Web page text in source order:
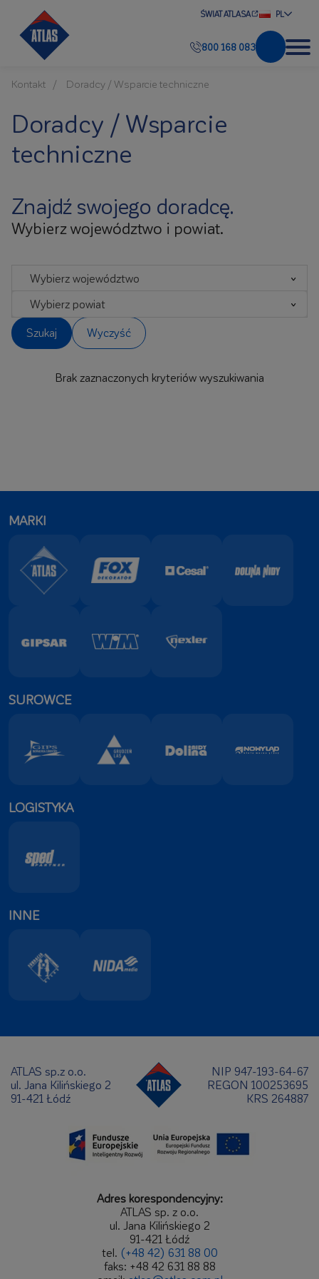
ŚWIAT ATLASA PL
800 168 083
Kontakt Doradcy / Wsparcie techniczne
Doradcy / Wsparcie
techniczne
Znajdź swojego doradcę.
Wybierz województwo i powiat.
Wybierz województwo
Wybierz powiat
Brak zaznaczonych kryteriów wyszukiwania
MARKI
SUROWCE
LOGISTYKA
INNE
ATLAS sp.z o.o.
ul. Jana Kilińskiego 2
91-421 Łódź
NIP 947-193-64-67
REGON 100253695
KRS 264887
Adres korespondencyjny:
ATLAS sp. z o.o.
ul. Jana Kilińskiego 2
91-421 Łódź
tel. (+48 42) 631 88 00
faks: +48 42 631 88 88